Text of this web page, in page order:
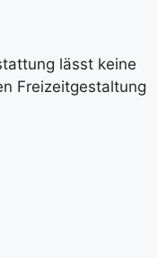
lässt keine
Freizeitgestaltung